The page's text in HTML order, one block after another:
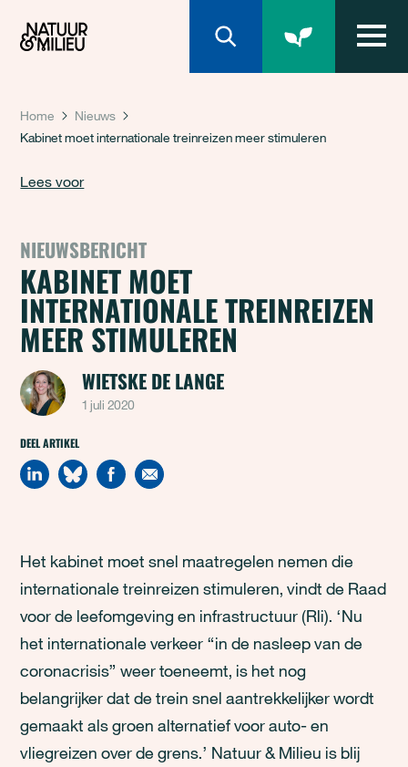
Home
Nieuws
Kabinet moet internationale treinreizen meer stimuleren
Lees voor
NIEUWSBERICHT
KABINET MOET
INTERNATIONALE TREINREIZEN
MEER STIMULEREN
WIETSKE DE LANGE
1 juli 2020
DEEL ARTIKEL
Het kabinet moet snel maatregelen nemen die
internationale treinreizen stimuleren, vindt de Raad
voor de leefomgeving en infrastructuur (Rli). ‘Nu
het internationale verkeer “in de nasleep van de
coronacrisis” weer toeneemt, is het nog
belangrijker dat de trein snel aantrekkelijker wordt
gemaakt als groen alternatief voor auto- en
vliegreizen over de grens.’ Natuur & Milieu is blij